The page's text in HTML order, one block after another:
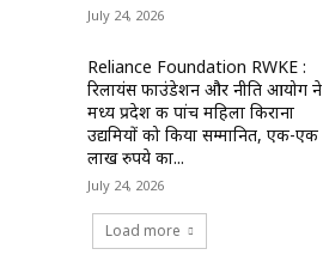
July 24, 2026
Reliance Foundation RWKE :
रिलायंस फाउंडेशन और नीति आयोग ने
मध्य प्रदेश की पांच महिला किराना
उद्यमियों को किया सम्मानित, एक-एक
लाख रुपये का...
July 24, 2026
Load more